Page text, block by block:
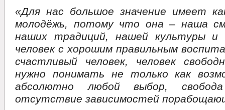
«Для нас большое значение имеет
молодёжь, потому что она – наша
наших традиций, нашей культуры
человек с хорошим правильным
счастливый человек, человек
нужно понимать не только как
абсолютно любой выбор,
отсутствие зависимостей